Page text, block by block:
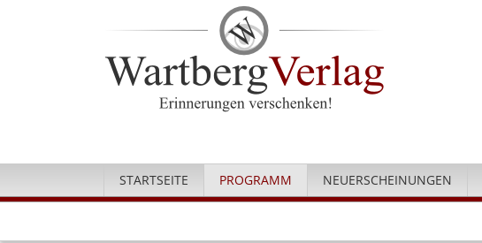
STARTSEITE PROGRAMM NEUERSCHEINUNGEN